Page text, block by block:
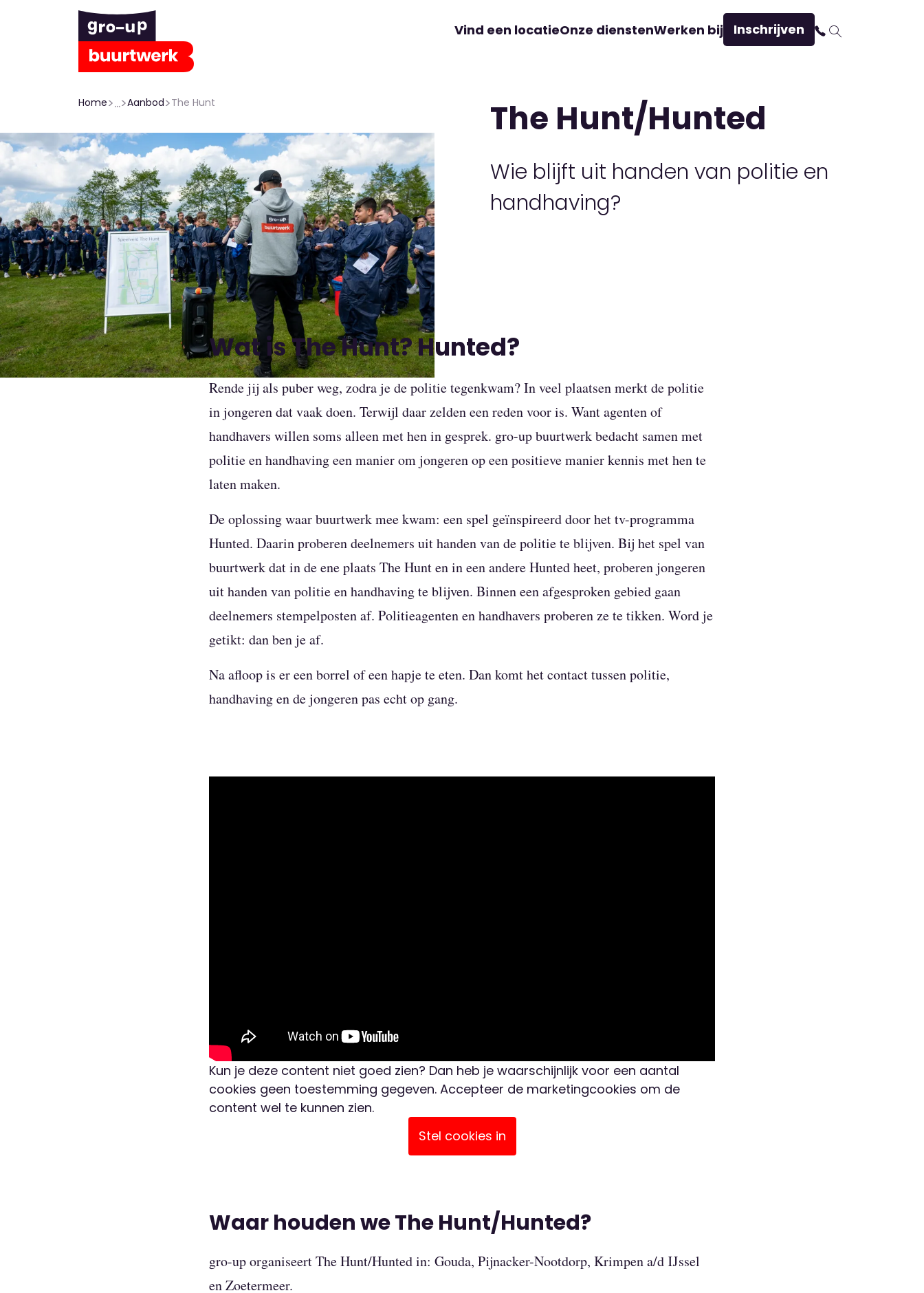
Vind een locatieOnze dienstenWerken bij Inschrijven
Home>...>Aanbod>The Hunt The Hunt/Hunted
Wie blijft uit handen van politie en
handhaving?
Wat is The Hunt? Hunted?
Rende jij als puber weg, zodra je de politie tegenkwam? In veel plaatsen merkt de politie
in jongeren dat vaak doen. Terwijl daar zelden een reden voor is. Want agenten of
handhavers willen soms alleen met hen in gesprek. gro-up buurtwerk bedacht samen met
politie en handhaving een manier om jongeren op een positieve manier kennis met hen te
laten maken.
De oplossing waar buurtwerk mee kwam: een spel geïnspireerd door het tv-programma
Hunted. Daarin proberen deelnemers uit handen van de politie te blijven. Bij het spel van
buurtwerk dat in de ene plaats The Hunt en in een andere Hunted heet, proberen jongeren
uit handen van politie en handhaving te blijven. Binnen een afgesproken gebied gaan
deelnemers stempelposten af. Politieagenten en handhavers proberen ze te tikken. Word je
getikt: dan ben je af.
Na afloop is er een borrel of een hapje te eten. Dan komt het contact tussen politie,
handhaving en de jongeren pas echt op gang.
Kun je deze content niet goed zien? Dan heb je waarschijnlijk voor een aantal
cookies geen toestemming gegeven. Accepteer de marketingcookies om de
content wel te kunnen zien.
Stel cookies in
Waar houden we The Hunt/Hunted?
gro-up organiseert The Hunt/Hunted in: Gouda, Pijnacker-Nootdorp, Krimpen a/d IJssel
en Zoetermeer.